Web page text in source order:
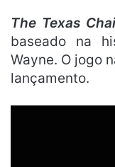
The Texas
baseado na
Wayne. O jogo
lançamento.